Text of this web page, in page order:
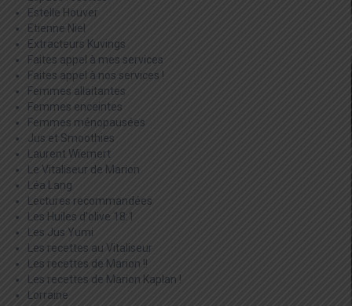
Estelle Houver
Etienne Niel
Extracteurs Kuvings
Faites appel à mes services
Faites appel à nos services !
Femmes allaitantes
Femmes enceintes
Femmes ménopausées
Jus et Smoothies
Laurent Wiemert
Le Vitaliseur de Marion
Léa Lang
Lectures recommandées
Les Huiles d'olive 18:1
Les Jus Yumi
Les recettes au Vitaliseur
Les recettes de Marion !!
Les recettes de Marion Kaplan !
Lorraine